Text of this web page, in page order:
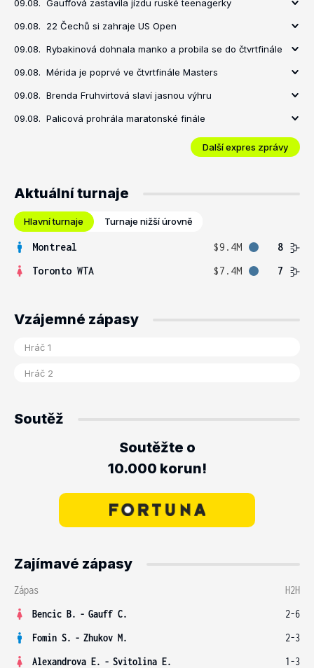
09.08. Gauffová zastavila jízdu ruské teenagerky
09.08. 22 Čechů si zahraje US Open
09.08. Rybakinová dohnala manko a probila se do čtvrtfinále
09.08. Mérida je poprvé ve čtvrtfinále Masters
09.08. Brenda Fruhvirtová slaví jasnou výhru
09.08. Palicová prohrála maratonské finále
Další expres zprávy
Aktuální turnaje
Hlavní turnaje Turnaje nižší úrovně
Montreal $9.4M
8
Toronto WTA
$7.4M 7
Vzájemné zápasy
Soutěž
Soutěžte o
10.000 korun!
Zajímavé zápasy
Zápas
H2H
Bencic B. - Gauff C.
2-6
Fomin S. - Zhukov M.
2-3
Alexandrova E. - Svitolina E.
1-3